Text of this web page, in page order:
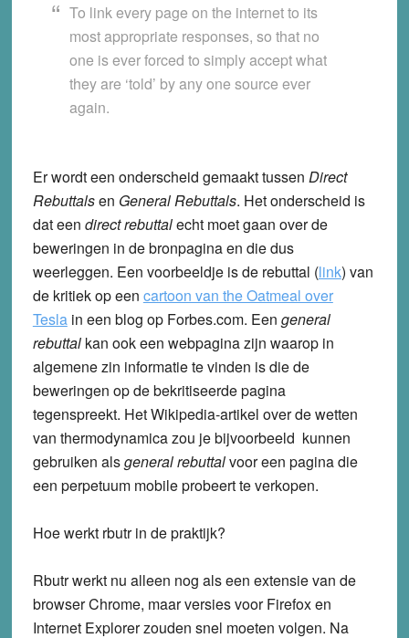
To link every page on the internet to its
most appropriate responses, so that no
one is ever forced to simply accept what
they are ‘told’ by any one source ever
again.
Er wordt een onderscheid gemaakt tussen Direct
Rebuttalsen General Rebuttals. Het onderscheid is
dat een direct rebuttalecht moet gaan over de
beweringen in de bronpagina en die dus
weerleggen. Een voorbeeldje is de rebuttal (link) van
de kritiek op een cartoon van the Oatmeal over
Teslain een blog op Forbes.com. Een general
rebuttalkan ook een webpagina zijn waarop in
algemene zin informatie te vinden is die de
beweringen op de bekritiseerde pagina
tegenspreekt. Het Wikipedia-artikel over de wetten
van thermodynamica zou je bijvoorbeeld kunnen
gebruiken alsgeneral rebuttalvoor een pagina die
een perpetuum mobile probeert te verkopen.
Hoe werkt rbutr in de praktijk?
Rbutr werkt nu alleen nog als een extensie van de
browser Chrome, maar versies voor Firefox en
Internet Explorer zouden snel moeten volgen. Na